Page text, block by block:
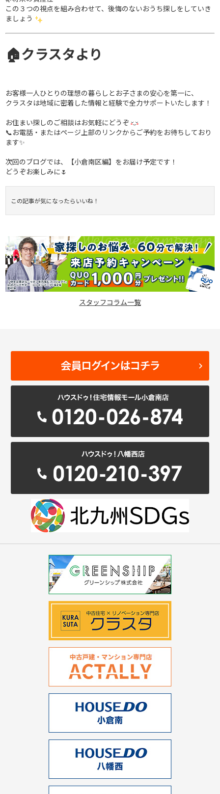
この３つの視点を組み合わせて、後悔のないおうち探しをしていき
ましょう
🏠クラスタより
お客様一人ひとりの理想の暮らしとお子さまの安心を第一に、
クラスタは地域に密着した情報と経験で全力サポートいたします！
お住まい探しのご相談はお気軽にどうぞ
📞お電話・またはページ上部のリンクからご予約をお待ちしており
ます✨
次回のブログでは、【小倉南区編】をお届け予定です！
どうぞお楽しみに🌷
この記事が気になったらいいね！
スタッフコラム一覧